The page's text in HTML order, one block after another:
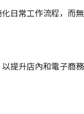
日常工作流程，而無
提升店內和電子商務